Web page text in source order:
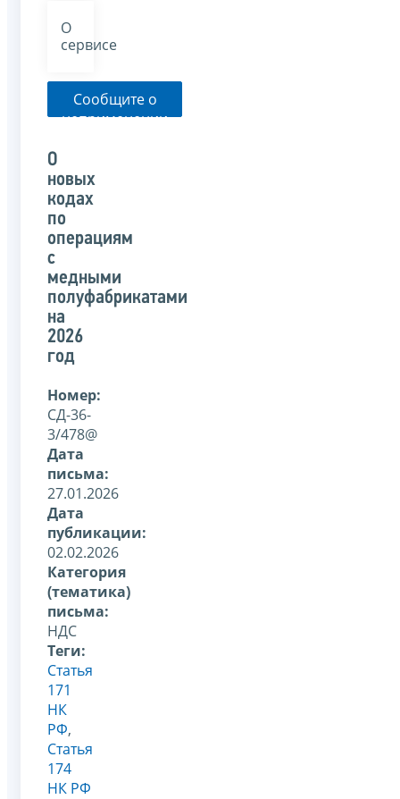
О
сервисе
Сообщите о
неприменении
указанного
письма
О
новых
кодах
по
операциям
с
медными
полуфабрикатами
на
2026
год
Номер:
СД-36-
3/478@
Дата
письма:
27.01.2026
Дата
публикации:
02.02.2026
Категория
(тематика)
письма:
НДС
Теги:
Статья
171
НК
РФ,
Статья
174
НК РФ